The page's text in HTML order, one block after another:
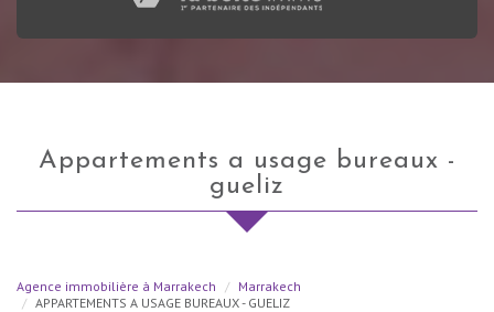
appartements a usage bureaux -
gueliz
Agence immobilière à Marrakech
Marrakech
APPARTEMENTS A USAGE BUREAUX - GUELIZ